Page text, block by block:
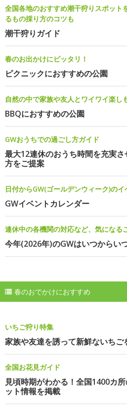
全国各地のおすすめ潮干狩りスポット
るもの採り方のコツも
潮干狩りガイド
春のお出かけにピッタリ！
ピクニックにおすすめの公園
自然の中で家族や友人とワイワイ楽し
BBQにおすすめの公園
GWおうちでの過ごし方ガイド
最大12連休のおうち時間を充実
方をご提案
日付からGW(ゴールデンウィーク)の
GWイベントカレンダー
連休中の各機関の対応など、気になる
今年(2026年)のGWはいつからい
春のおでかけにおすすめ
いちご狩り特集
家族や友達を誘って新鮮ないちご
全国お花見ガイド
見頃時期がわかる！全国1400カ
ット情報を掲載